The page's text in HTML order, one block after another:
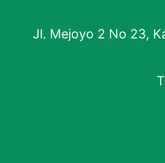
Jl. Mejoyo 2 No 23,